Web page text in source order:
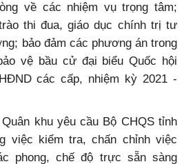
về các nhiệm vụ trọng tâm;
thi đua, giáo dục chính trị tư
bảo đảm các phương án trong
vệ bầu cử đại biểu Quốc hội
các cấp, nhiệm kỳ 2021 -
khu yêu cầu Bộ CHQS tỉnh
việc kiểm tra, chấn chỉnh việc
phong, chế độ trực sẵn sàng